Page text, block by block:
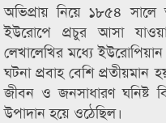
অভিপ্রায় নিয়ে ১৮৫৪
ইউরোপে প্রচুর আসা
লেখালেখির মধ্যে
ঘটনা প্রবাহ বেশি প্রতীয়মান
জীবন ও জনসাধারণ ঘনিষ্ট
উপাদান হয়ে ওঠেছিল।